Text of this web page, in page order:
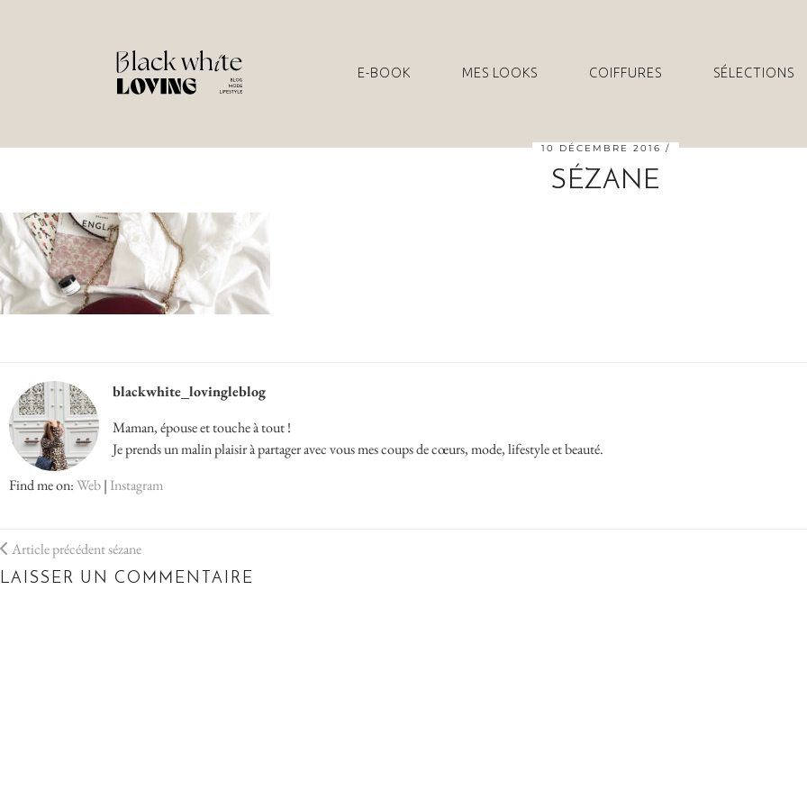
E-BOOK MES LOOKS COIFFURES SÉLECTIONS
10 DÉCEMBRE 2016
SÉZANE
blackwhite_lovingleblog
Maman, épouse et touche à tout !
Je prends un malin plaisir à partager avec vous mes coups de cœurs, mode, lifestyle et beauté.
Find me on:Web| Instagram
Article précédentsézane
LAISSER UN COMMENTAIRE